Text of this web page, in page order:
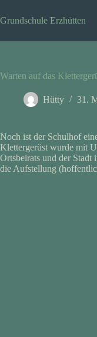
Inhalt
springen
Grundschule Erzhütten
Warten auf das
Hütty 31.
Noch ist der Schulhof
Klettergerüst wurde mit
Ortsbeirats und der
die Aufstellung